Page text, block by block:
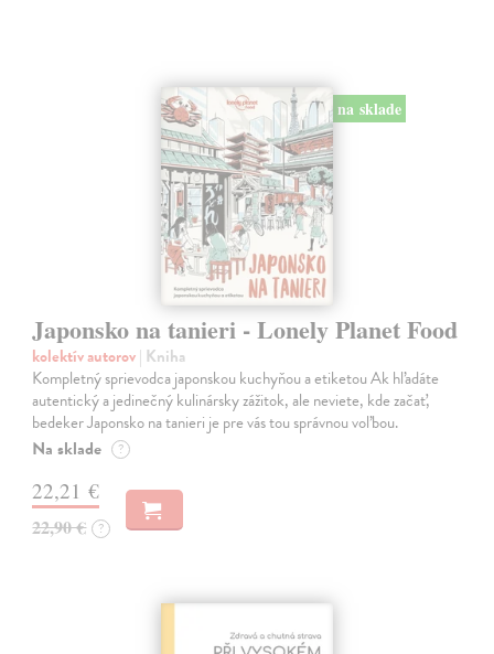
na sklade
Japonsko na tanieri - Lonely Planet Food
kolektív autorov| Kniha
Kompletný sprievodca japonskou kuchyňou a etiketou Ak hľadáte
autentický a jedinečný kulinársky zážitok, ale neviete, kde začať,
bedeker Japonsko na tanieri je pre vás tou správnou voľbou.
Na sklade ?
22,21 €
22,90 € ?